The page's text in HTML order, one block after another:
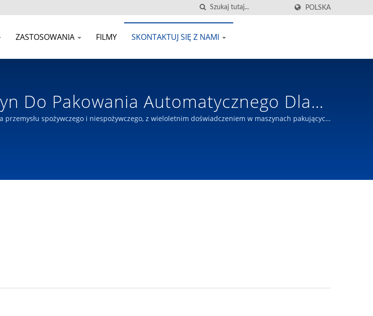
POLSKA
ZASTOSOWANIA FILMY SKONTAKTUJ SIĘ Z NAMI
Do Pakowania Automatycznego Dla
I Nieżywnościowej | JOIEPACK
spożywczego i niespożywczego, z wieloletnim doświadczeniem w maszynach pakujących